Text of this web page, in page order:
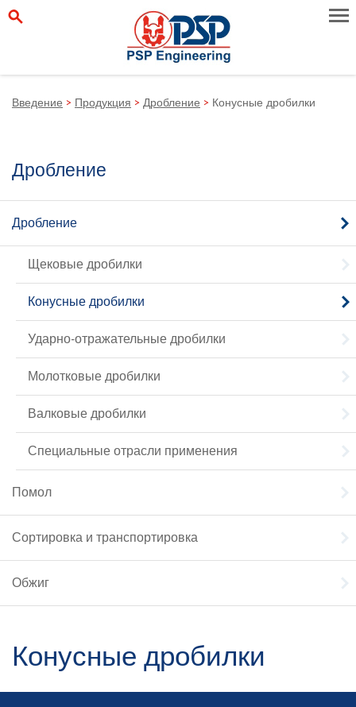
Введение > Продукция > Дробление > Конусные дробилки
Дробление
Дробление
Щековые дробилки
Конусные дробилки
Ударно-отражательные дробилки
Молотковые дробилки
Валковые дробилки
Специальные отрасли применения
Помол
Сортировка и транспортировка
Обжиг
Конусные дробилки